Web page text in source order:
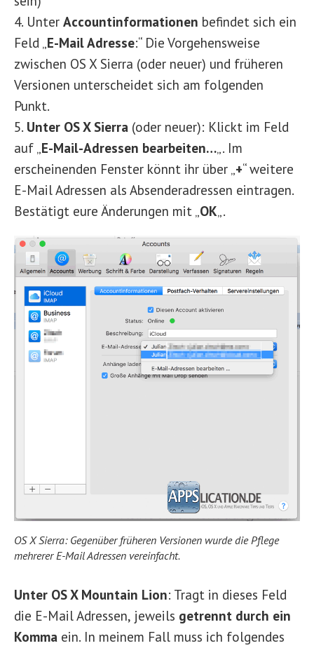
4. Unter Accountinformationen befindet sich ein
Feld „E-Mail Adresse:“ Die Vorgehensweise
zwischen OS X Sierra (oder neuer) und früheren
Versionen unterscheidet sich am folgenden
Punkt.
5. Unter OS X Sierra (oder neuer): Klickt im Feld
auf „E-Mail-Adressen bearbeiten…„. Im
erscheinenden Fenster könnt ihr über „+“ weitere
E-Mail Adressen als Absenderadressen eintragen.
Bestätigt eure Änderungen mit „OK„.
OS X Sierra: Gegenüber früheren Versionen wurde die Pflege
mehrerer E-Mail Adressen vereinfacht.
Unter OS X Mountain Lion: Tragt in dieses Feld
die E-Mail Adressen, jeweils getrennt durch ein
Komma ein. In meinem Fall muss ich folgendes